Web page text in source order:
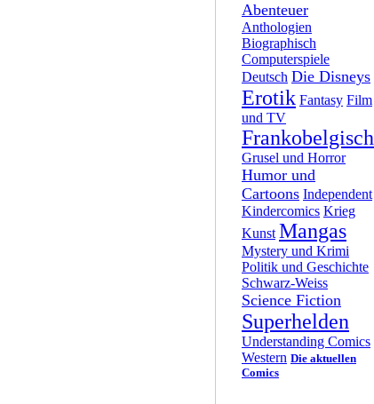
Abenteuer
Anthologien
Biographisch
Computerspiele
Deutsch Die Disneys
Erotik Fantasy Film
und TV
Frankobelgisch
Grusel und Horror
Humor und
Cartoons Independent
Kindercomics Krieg
Kunst Mangas
Mystery und Krimi
Politik und Geschichte
Schwarz-Weiss
Science Fiction
Superhelden
Understanding Comics
Western Die aktuellen
Comics